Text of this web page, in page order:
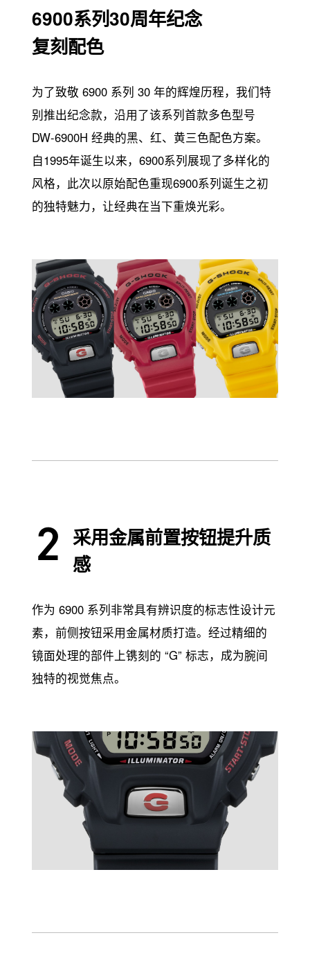
6900系列30周年纪念
复刻配色
为了致敬 6900 系列 30 年的辉煌历程，我们特
别推出纪念款，沿用了该系列首款多色型号
DW-6900H 经典的黑、红、黄三色配色方案。
自1995年诞生以来，6900系列展现了多样化的
风格，此次以原始配色重现6900系列诞生之初
的独特魅力，让经典在当下重焕光彩。
采用金属前置按钮提升质
感
作为 6900 系列非常具有辨识度的标志性设计元
素，前侧按钮采用金属材质打造。经过精细的
镜面处理的部件上镌刻的 “G” 标志，成为腕间
独特的视觉焦点。